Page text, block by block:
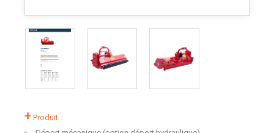
+ Produit :